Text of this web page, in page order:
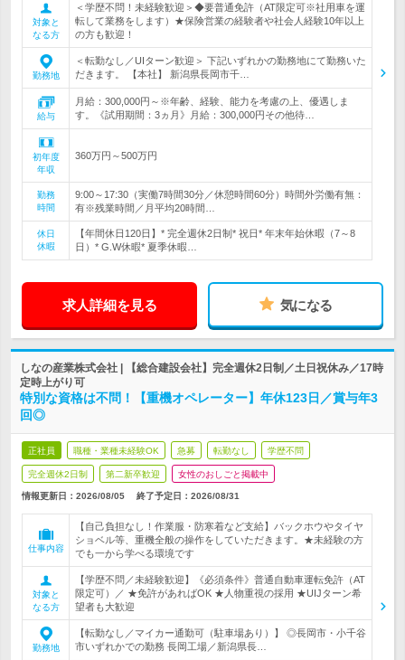
対象と
なる方
＜学歴不問！未経験歓迎＞◆要普通免許（AT限定可※社用車を運
転して業務をします）★保険営業の経験者や社会人経験10年以上
の方も歓迎！
勤務地
＜転勤なし／UIターン歓迎＞ 下記いずれかの勤務地にて勤務いた
だきます。 【本社】 新潟県長岡市千…
給与
月給：300,000円～※年齢、経験、能力を考慮の上、優遇しま
す。《試用期間：3ヵ月》月給：300,000円その他待…
初年度
年収
360万円～500万円
勤務
時間
9:00～17:30（実働7時間30分／休憩時間60分）時間外労働有無：
有※残業時間／月平均20時間…
休日
休暇
【年間休日120日】* 完全週休2日制* 祝日* 年末年始休暇（7～8
日）* G.W休暇* 夏季休暇…
求人詳細を見る 気になる
しなの産業株式会社 | 【総合建設会社】完全週休2日制／土日祝休み／17時
定時上がり可
特別な資格は不問！【重機オペレーター】年休123日／賞与年3
回◎
正社員 職種・業種未経験OK 急募 転勤なし 学歴不問
完全週休2日制 第二新卒歓迎 女性のおしごと掲載中
情報更新日：2026/08/05 終了予定日： 2026/08/31
仕事内容
【自己負担なし！作業服・防寒着など支給】バックホウやタイヤ
ショベル等、重機全般の操作をしていただきます。★未経験の方
でも一から学べる環境です
対象と
なる方
【学歴不問／未経験歓迎】《必須条件》普通自動車運転免許（AT
限定可）／ ★免許があればOK ★人物重視の採用 ★UIJターン希
望者も大歓迎
勤務地
【転勤なし／マイカー通勤可（駐車場あり）】 ◎長岡市・小千谷
市いずれかでの勤務 長岡工場／新潟県長…